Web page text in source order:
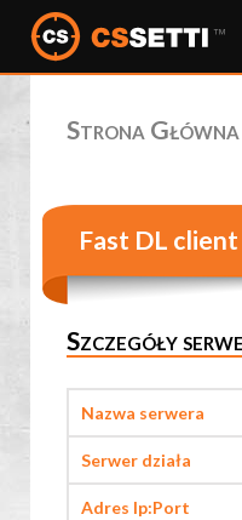
Strona Główna
Fast DL client
Szczegóły
Nazwa serwera
Serwer działa
Adres Ip:Port